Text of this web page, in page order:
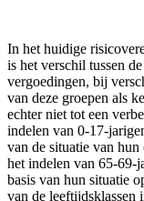
In het huidige
is het verschil tussen
vergoedingen, bij
van deze groepen als
echter niet tot een
indelen van 0-17-
van de situatie van
het indelen van 65-69-
basis van hun situatie
van de leeftijdsklassen